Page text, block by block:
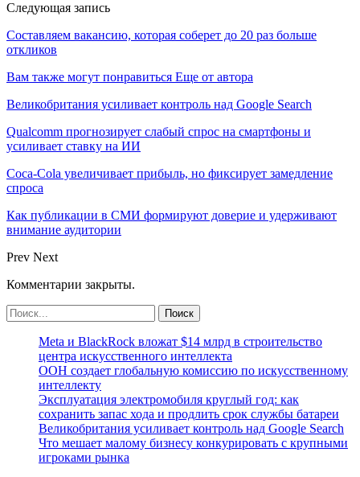
Следующая запись
Составляем вакансию, которая соберет до 20 раз больше
откликов
Вам также могут понравиться Еще от автора
Великобритания усиливает контроль над Google Search
Qualcomm прогнозирует слабый спрос на смартфоны и
усиливает ставку на ИИ
Coca-Cola увеличивает прибыль, но фиксирует замедление
спроса
Как публикации в СМИ формируют доверие и удерживают
внимание аудитории
Prev Next
Комментарии закрыты.
Meta и BlackRock вложат $14 млрд в строительство
центра искусственного интеллекта
ООН создает глобальную комиссию по искусственному
интеллекту
Эксплуатация электромобиля круглый год: как
сохранить запас хода и продлить срок службы батареи
Великобритания усиливает контроль над Google Search
Что мешает малому бизнесу конкурировать с крупными
игроками рынка